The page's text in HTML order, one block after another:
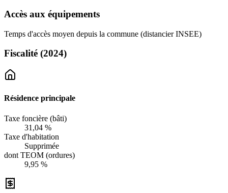
Accès aux équipements
Temps d'accès moyen depuis la commune (distancier INSEE)
Fiscalité (2024)
Résidence principale
Taxe foncière (bâti)
31,04 %
Taxe d'habitation
Supprimée
dont TEOM (ordures)
9,95 %